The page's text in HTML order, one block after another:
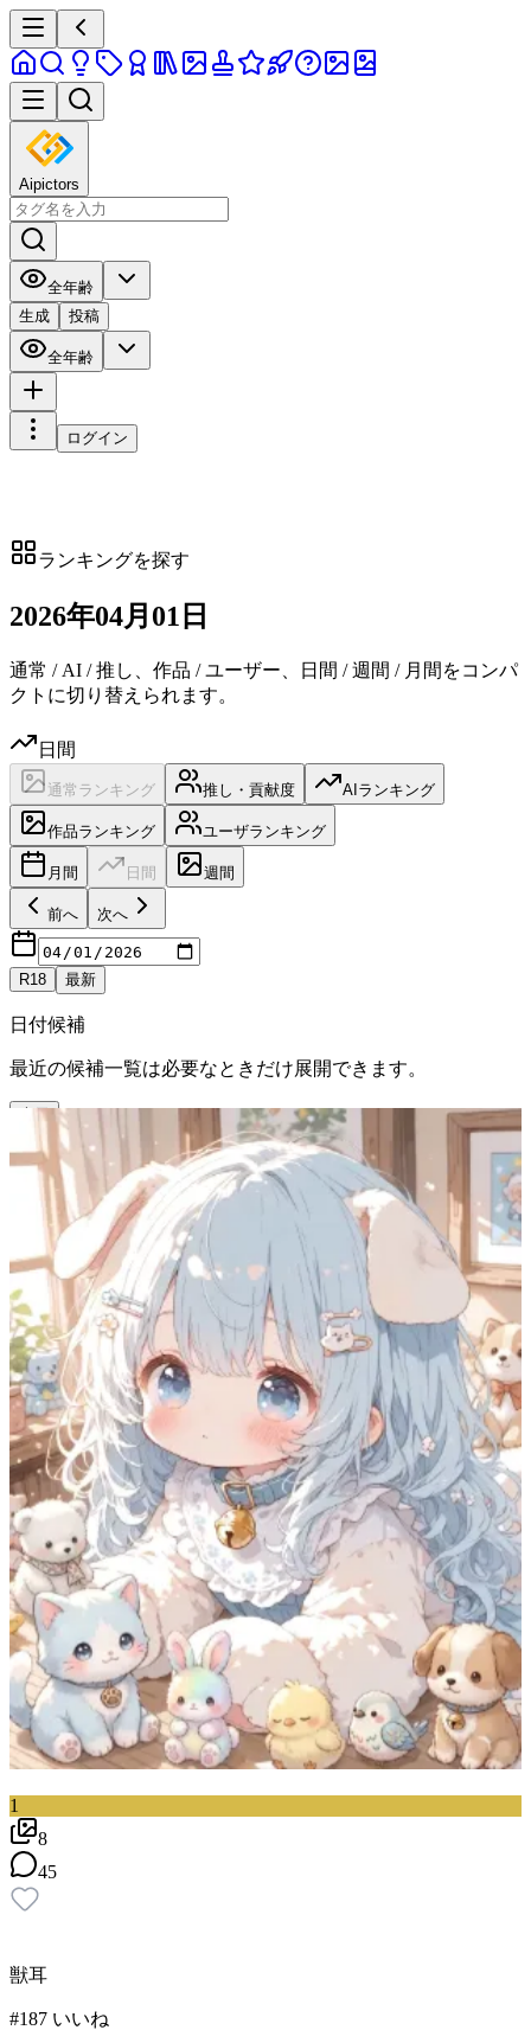
Aipictors
全年齢
生成
投稿
全年齢
ログイン
ランキングを探す
2026年04月 01日
通常 / AI / 推し、作品 / ユーザー、日間 / 週間 / 月間をコンパ
クトに切り替えられます。
日間
通常ランキング 推し・貢献度 AIランキング
作品ランキング ユーザランキング
月間 日間 週間
前へ 次へ
R18 最新
日付候補
最近の候補一覧は必要なときだけ展開できます。
表示
1
8
45
獣耳
#187 いいね